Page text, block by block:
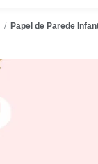
/ Papel de Parede